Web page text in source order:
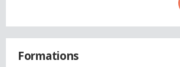
Formations